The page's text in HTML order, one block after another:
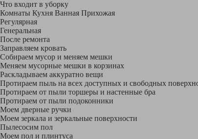
Что входит в уборку
Регу­лярная
Гене­ральная
После ремонта
Заправляем кровать
Собираем мусор и меняем мешки
Меняем мусорные мешки в корзинах
Раскладываем аккуратно вещи
Протираем пыль на всех доступных и свободных
Протираем от пыли торшеры и настенные бра
Протираем от пыли подоконники
Моем дверные ручки
Моем зеркала и зеркальные поверхности
Пылесосим пол
Моем пол и плинтуса